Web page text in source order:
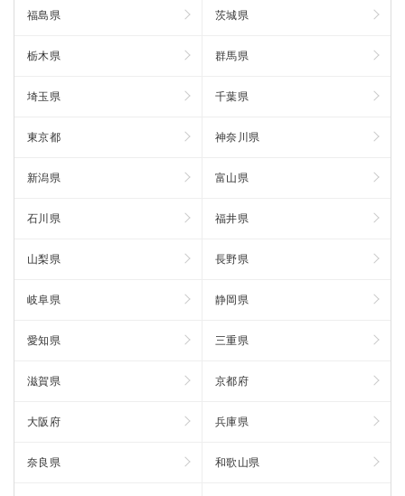
福島県 茨城県
栃木県 群馬県
埼玉県 千葉県
東京都 神奈川県
新潟県 富山県
石川県 福井県
山梨県 長野県
岐阜県 静岡県
愛知県 三重県
滋賀県 京都府
大阪府 兵庫県
奈良県 和歌山県